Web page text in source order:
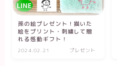
孫の絵プレゼント！描いた
絵をプリント・刺繍して贈
れる感動ギフト！
2024.02.21 プレゼント